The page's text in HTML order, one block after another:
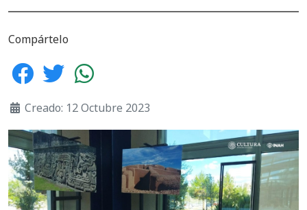
Compártelo
Creado: 12 Octubre 2023